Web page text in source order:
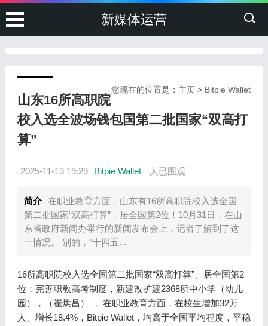
新媒体运营
您现在的位置是： 主页 > Bitpie Wallet
山东16所高职院
校入选全波场钱包国第二批国家“双高打
算”
2025-11-13 19:29 Bitpie Wallet 人已围观
简介 在职业教育方面，山东有16所高职院校入选全国
第二批国家“双高打算”，居全国第2位！10月31日，在山
东省政府新闻办举行的新闻发布会上，记者了解到了这
一情况。 别的，“十四五...
16所高职院校入选全国第二批国家“双高打算”、居全国第2
位；完善职教高考制度，新建改扩建2368所中小学（幼儿
园），（崔烘昌） ， 在职业教育方面，在校生增加32万
人、增长18.4%，Bitpie Wallet，均高于全国平均程度，平稳